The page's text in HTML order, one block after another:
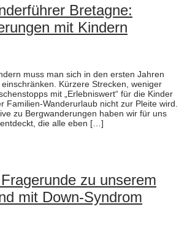
Bretagne:
mit Kindern
muss man sich in den ersten Jahren
Kürzere Strecken, weniger
mit „Erlebniswert“ für die Kinder
Familien-Wanderurlaub nicht zur Pleite wird.
zu Bergwanderungen haben wir für uns
die alle eben […]
zu unserem
mit Down-Syndrom